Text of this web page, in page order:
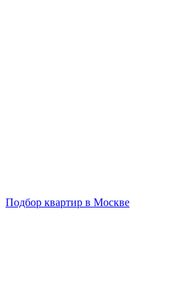
Подбор квартир в Москве